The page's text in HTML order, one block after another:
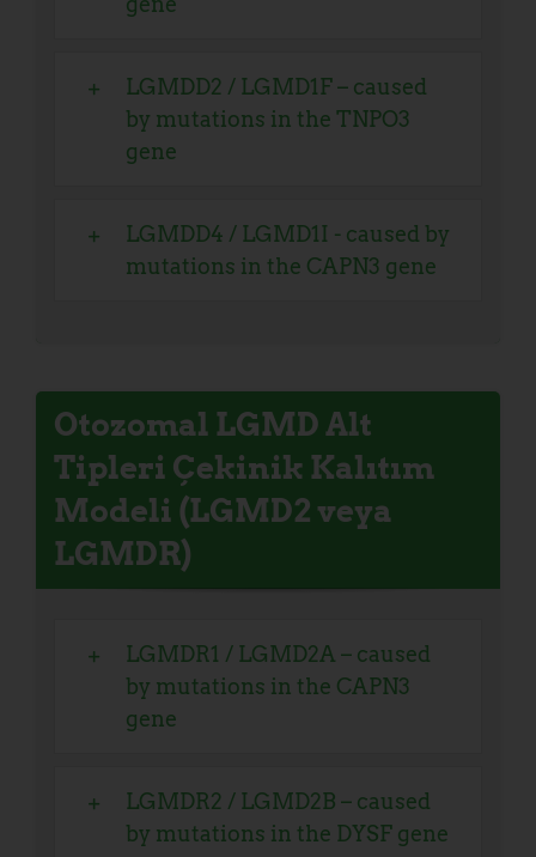
LGMDD2 / LGMD1F – caused
by mutations in the TNPO3
gene
LGMDD4 / LGMD1I - caused by
mutations in the CAPN3 gene
Otozomal LGMD Alt
Tipleri Çekinik Kalıtım
Modeli (LGMD2 veya
LGMDR)
LGMDR1 / LGMD2A – caused
by mutations in the CAPN3
gene
LGMDR2 / LGMD2B – caused
by mutations in the DYSF gene